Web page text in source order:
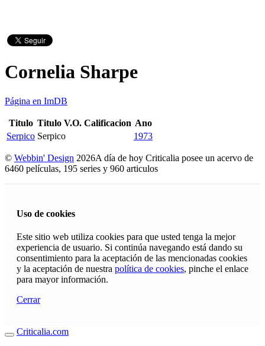
Cornelia Sharpe
Página en ImDB
Titulo Titulo V.O. Calificacion Ano
Serpico Serpico 1973
© Webbin' Design 2026A día de hoy Criticalia posee un acervo de
6460 películas, 195 series y 960 articulos
Uso de cookies
Este sitio web utiliza cookies para que usted tenga la mejor
experiencia de usuario. Si continúa navegando está dando su
consentimiento para la aceptación de las mencionadas cookies
y la aceptación de nuestra política de cookies, pinche el enlace
para mayor información.
Cerrar
Criticalia.com